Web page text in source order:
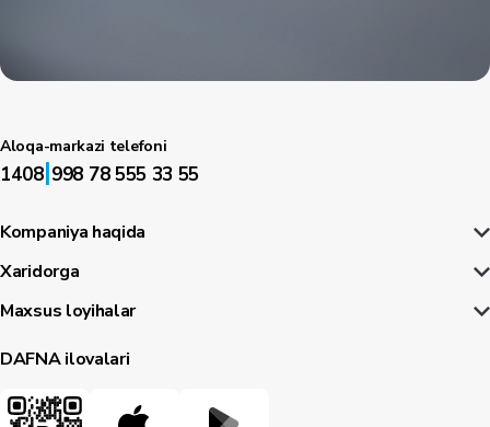
Aloqa-markazi telefoni
1408|998 78 555 33 55
Kompaniya haqida
Xaridorga
Maxsus loyihalar
DAFNA ilovalari